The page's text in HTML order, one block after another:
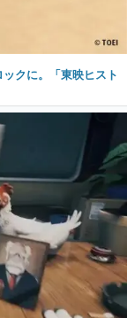
クに。「東映ヒスト